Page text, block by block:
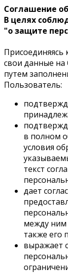
Соглашение
В целях
"о защите
Присоединяясь
свои данные на
путем
Пользователь:
в полном
условия
текст
дает
между ним
также его
выражает